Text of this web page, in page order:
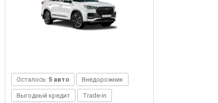
Осталось: 5 авто Внедорожник
Выгодный кредит Trade-in